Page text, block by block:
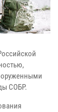
СОБР.